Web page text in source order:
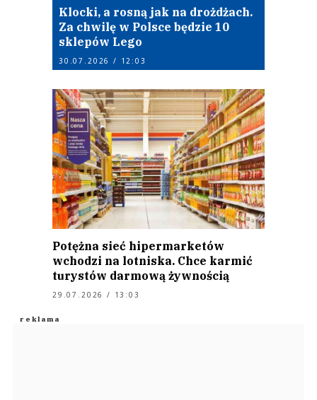
Klocki, a rosną jak na drożdżach.
Za chwilę w Polsce będzie 10
sklepów Lego
30.07.2026 / 12:03
Potężna sieć hipermarketów
wchodzi na lotniska. Chce karmić
turystów darmową żywnością
29.07.2026 / 13:03